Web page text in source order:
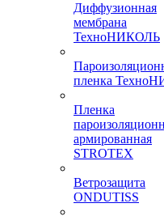
Диффузионная
мембрана
ТехноНИКОЛЬ
пленка
Пленка
армированная
STROTEX
Ветрозащита
ONDUTISS